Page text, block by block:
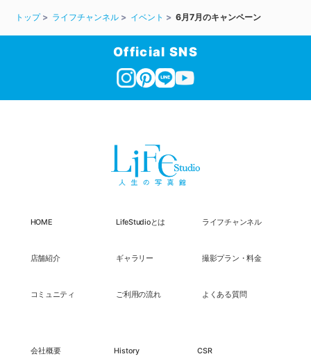
トップ ライフチャンネル イベント 6月7月のキャンペーン
Official SNS
HOME LifeStudioとは ライフチャンネル
店舗紹介 ギャラリー 撮影プラン・料金
コミュニティ ご利用の流れ よくある質問
会社概要 History CSR